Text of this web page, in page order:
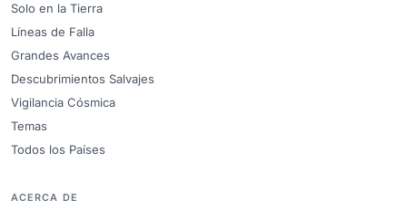
Solo en la Tierra
Líneas de Falla
Grandes Avances
Descubrimientos Salvajes
Vigilancia Cósmica
Temas
Todos los Países
ACERCA DE